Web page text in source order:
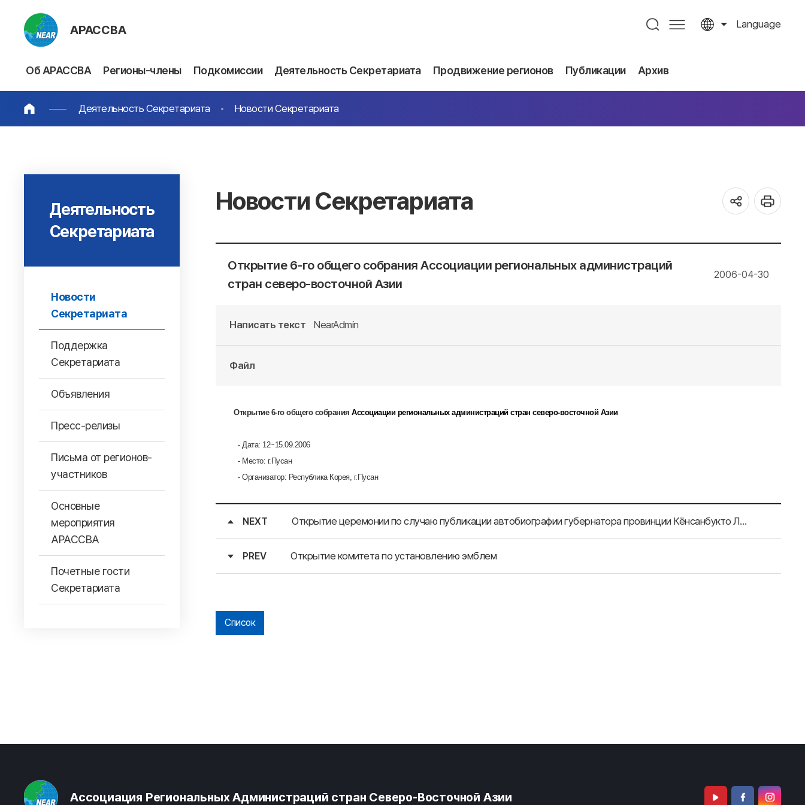
АРАССВА Language
Об АРАССВА Регионы-члены Подкомиссии Деятельность Секретариата Продвижение регионов Публикации Архив
Деятельность Секретариата Новости Секретариата
Деятельность
Секретариата
Новости
Секретариата
Поддержка
Секретариата
Объявления
Пресс-релизы
Письма от регионов-
участников
Основные
мероприятия
АРАССВА
Почетные гости
Секретариата
Новости Секретариата
Открытие 6-го общего собрания Ассоциации региональных администраций
стран северо-восточной Азии
2006-04-30
Написать текст NearAdmin
Файл
Открытие 6-го общего собрания Ассоциации региональных администраций стран северо-восточной Азии
- Дата: 12~15.09.2006
- Место: г.Пусан
- Организатор: Республика Корея, г.Пусан
NEXT Открытие церемонии по случаю публикации автобиографии губернатора провинции Кёнсанбукто Ли Ы Гын
PREV Открытие комитета по установлению эмблем
Список
Ассоциация Региональных Администраций стран Северо-Восточной Азии